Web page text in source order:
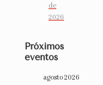
de
2026
Próximos
eventos
agosto 2026